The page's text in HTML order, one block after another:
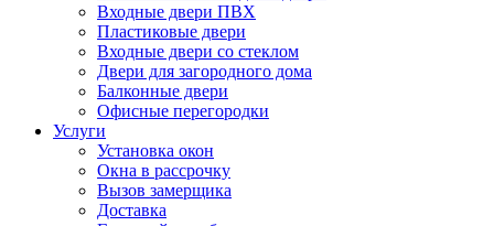
Входные двери ПВХ
Пластиковые двери
Входные двери со стеклом
Двери для загородного дома
Балконные двери
Офисные перегородки
Услуги
Установка окон
Окна в рассрочку
Вызов замерщика
Доставка